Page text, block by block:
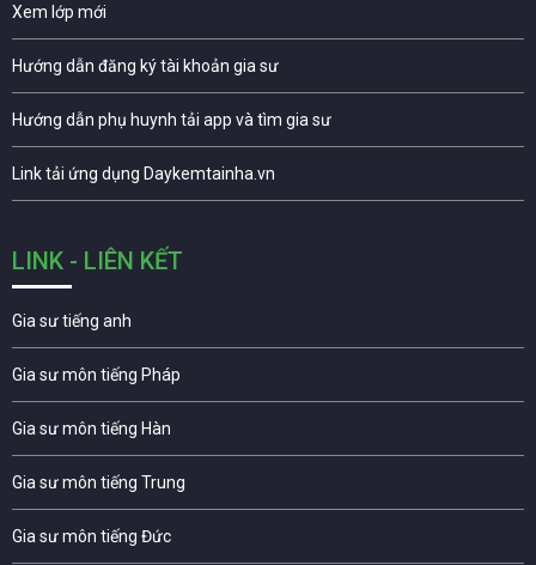
Xem lớp mới
Hướng dẫn đăng ký tài khoản gia sư
Hướng dẫn phụ huynh tải app và tìm gia sư
Link tải ứng dụng Daykemtainha.vn
LINK - LIÊN KẾT
Gia sư tiếng anh
Gia sư môn tiếng Pháp
Gia sư môn tiếng Hàn
Gia sư môn tiếng Trung
Gia sư môn tiếng Đức